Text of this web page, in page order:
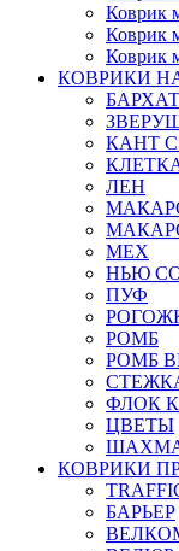
Коврик
Коврик
Коврик
КОВРИКИ
БАРХАТ
КАНТ
ЛЕН
МЕХ
НЬЮ
ПУФ
РОМБ
РОМБ
ФЛОК
ЦВЕТЫ
КОВРИКИ
БАРЬЕР